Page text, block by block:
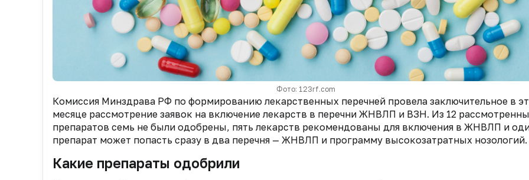
Фото: 123rf.com
Комиссия Минздрава РФ по формированию лекарственных перечней провела заключительное в
месяце рассмотрение заявок на включение лекарств в перечни ЖНВЛП и ВЗН. Из 12
препаратов семь не были одобрены, пять лекарств рекомендованы для включения в ЖНВЛП и
препарат может попасть сразу в два перечня — ЖНВЛП и программу высокозатратных нозологий.
Какие препараты одобрили